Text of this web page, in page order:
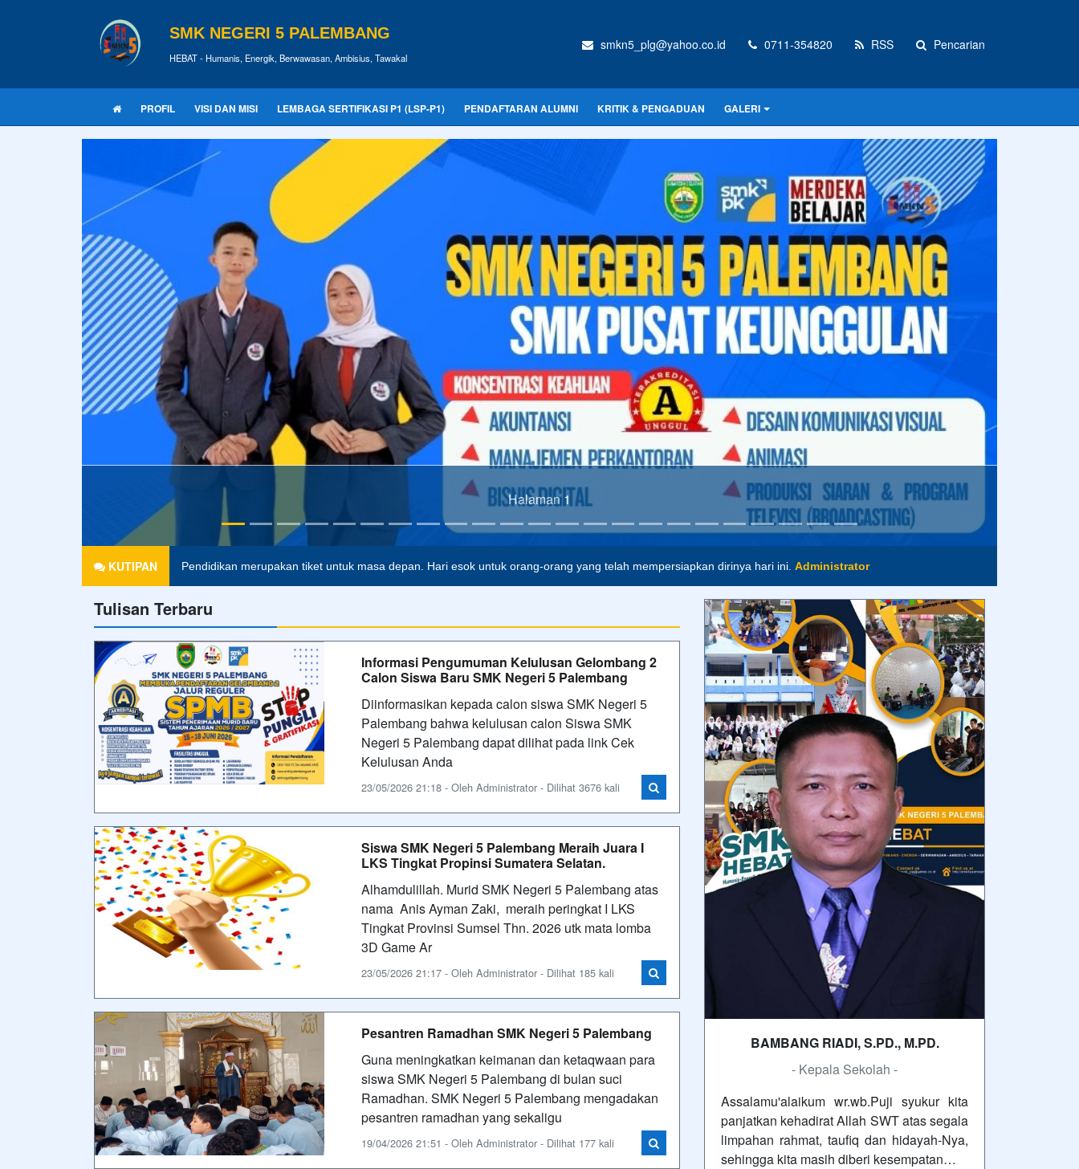
SMK NEGERI 5 PALEMBANG
HEBAT - Humanis, Energik, Berwawasan, Ambisius, Tawakal
smkn5_plg@yahoo.co.id 0711-354820 RSS Pencarian
PROFIL VISI DAN MISI LEMBAGA SERTIFIKASI P1 (LSP-P1) PENDAFTARAN ALUMNI KRITIK & PENGADUAN GALERI
KUTIPAN
Agama tanpa ilmu pengetahuan adalah buta. Dan ilmu pengetahuan tanpa agama adalah lumpuh.
Tulisan Terbaru
Informasi Pengumuman Kelulusan Gelombang 2
Calon Siswa Baru SMK Negeri 5 Palembang
Diinformasikan kepada calon siswa SMK Negeri 5
Palembang bahwa kelulusan calon Siswa SMK
Negeri 5 Palembang dapat dilihat pada link Cek
Kelulusan Anda
23/05/2026 21:18 - Oleh Administrator - Dilihat 3676 kali
Siswa SMK Negeri 5 Palembang Meraih Juara I
LKS Tingkat Propinsi Sumatera Selatan.
Alhamdulillah. Murid SMK Negeri 5 Palembang atas
nama Anis Ayman Zaki, meraih peringkat I LKS
Tingkat Provinsi Sumsel Thn. 2026 utk mata lomba
3D Game Ar
23/05/2026 21:17 - Oleh Administrator - Dilihat 185 kali
Pesantren Ramadhan SMK Negeri 5 Palembang
Guna meningkatkan keimanan dan ketaqwaan para
siswa SMK Negeri 5 Palembang di bulan suci
Ramadhan. SMK Negeri 5 Palembang mengadakan
pesantren ramadhan yang sekaligu
19/04/2026 21:51 - Oleh Administrator - Dilihat 177 kali
BAMBANG RIADI, S.PD., M.PD.
- Kepala Sekolah -
Assalamu'alaikum wr.wb.Puji syukur kita
panjatkan kehadirat Allah SWT atas segala
limpahan rahmat, taufiq dan hidayah-Nya,
sehingga kita masih diberi kesempatan…